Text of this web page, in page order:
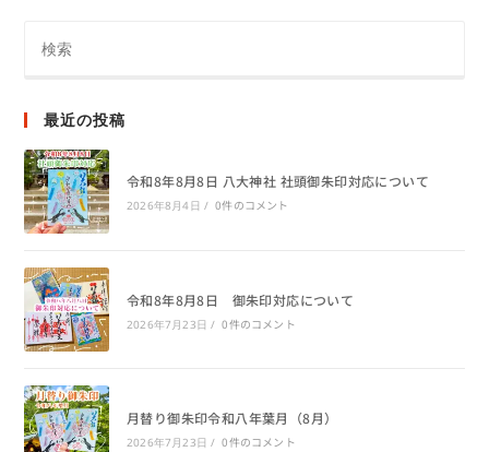
最近の投稿
令和8年8月8日 八大神社 社頭御朱印対応について
2026年8月4日 / 0件のコメント
令和8年8月8日 御朱印対応について
2026年7月23日 / 0件のコメント
月替り御朱印令和八年葉月（8月）
2026年7月23日 / 0件のコメント